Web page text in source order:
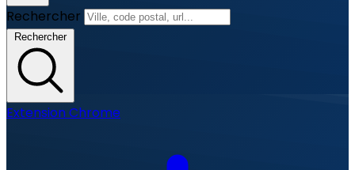
Rechercher
Rechercher
Extension Chrome